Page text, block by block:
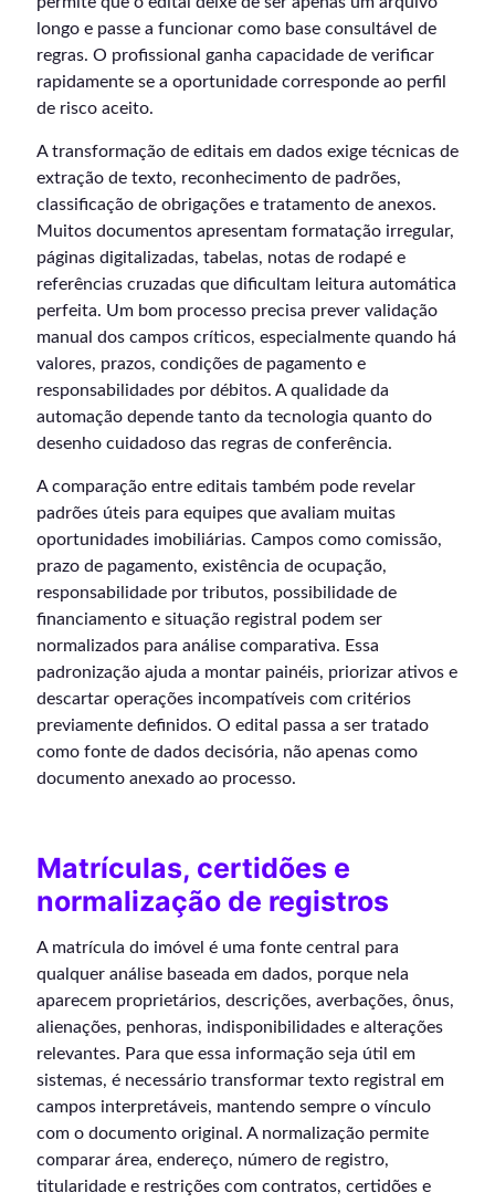
longo e passe a funcionar como base consultável de
regras. O profissional ganha capacidade de verificar
rapidamente se a oportunidade corresponde ao perfil
de risco aceito.
A transformação de editais em dados exige técnicas de
extração de texto, reconhecimento de padrões,
classificação de obrigações e tratamento de anexos.
Muitos documentos apresentam formatação irregular,
páginas digitalizadas, tabelas, notas de rodapé e
referências cruzadas que dificultam leitura automática
perfeita. Um bom processo precisa prever validação
manual dos campos críticos, especialmente quando há
valores, prazos, condições de pagamento e
responsabilidades por débitos. A qualidade da
automação depende tanto da tecnologia quanto do
desenho cuidadoso das regras de conferência.
A comparação entre editais também pode revelar
padrões úteis para equipes que avaliam muitas
oportunidades imobiliárias. Campos como comissão,
prazo de pagamento, existência de ocupação,
responsabilidade por tributos, possibilidade de
financiamento e situação registral podem ser
normalizados para análise comparativa. Essa
padronização ajuda a montar painéis, priorizar ativos e
descartar operações incompatíveis com critérios
previamente definidos. O edital passa a ser tratado
como fonte de dados decisória, não apenas como
documento anexado ao processo.
Matrículas, certidões e
normalização de registros
A matrícula do imóvel é uma fonte central para
qualquer análise baseada em dados, porque nela
aparecem proprietários, descrições, averbações, ônus,
alienações, penhoras, indisponibilidades e alterações
relevantes. Para que essa informação seja útil em
sistemas, é necessário transformar texto registral em
campos interpretáveis, mantendo sempre o vínculo
com o documento original. A normalização permite
comparar área, endereço, número de registro,
titularidade e restrições com contratos, certidões e